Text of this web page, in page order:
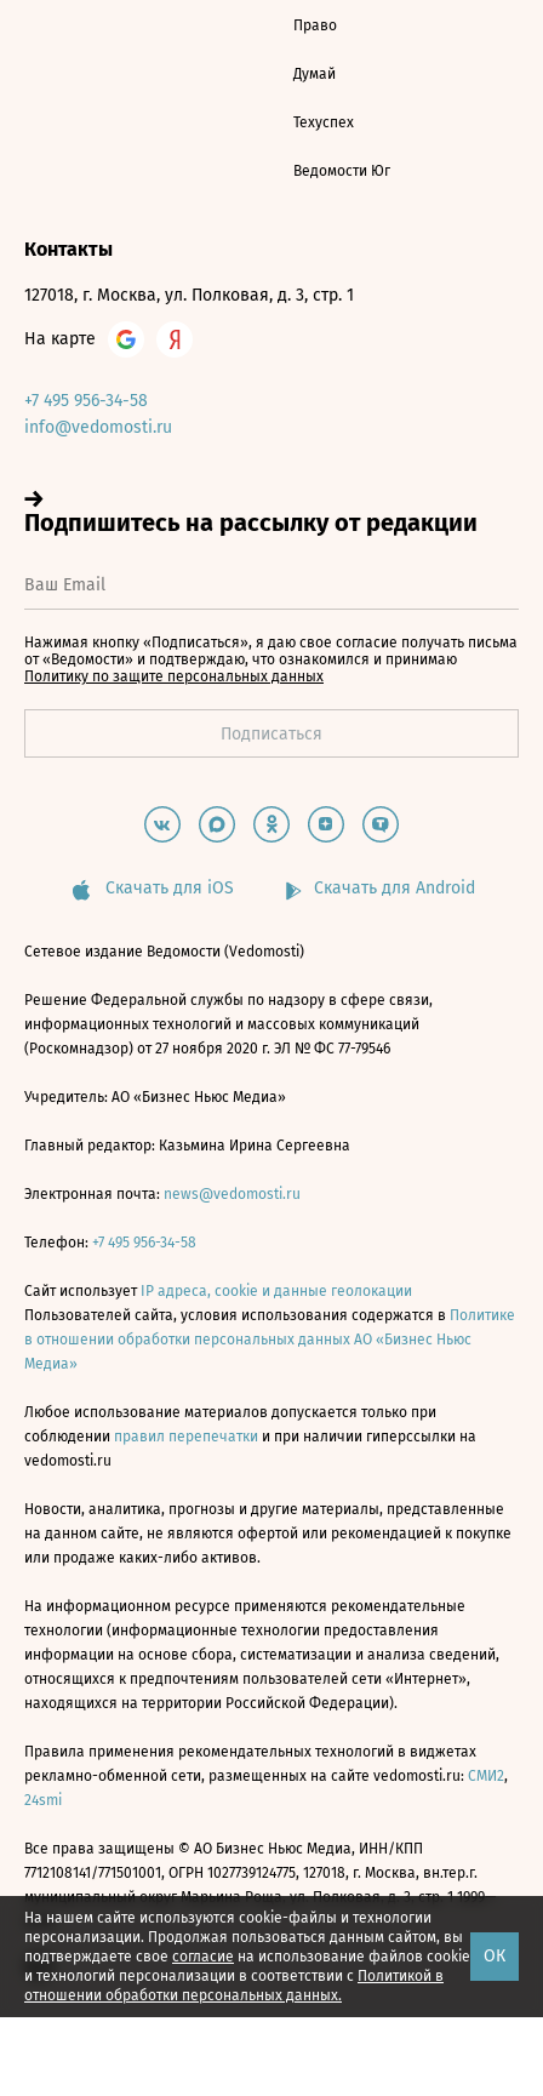
На нашем сайте используются cookie-файлы и технологии
персонализации. Продолжая пользоваться данным сайтом, вы
подтверждаете свое согласие на использование файлов cookie
и технологий персонализации в соответствии с Политикой в
отношении обработки персональных данных.
ОК
Право
Думай
Техуспех
Ведомости Юг
Контакты
127018, г. Москва, ул. Полковая, д. 3, стр. 1
На карте
+7 495 956-34-58
info@vedomosti.ru
Нажимая кнопку «Подписаться», я даю свое согласие получать письма
от «Ведомости» и подтверждаю, что ознакомился и принимаю
Политику по защите персональных данных
Скачать для iOS Скачать для Android
Сетевое издание Ведомости (Vedomosti)
Решение Федеральной службы по надзору в сфере связи,
информационных технологий и массовых коммуникаций
(Роскомнадзор) от 27 ноября 2020 г. ЭЛ № ФС 77-79546
Учредитель: АО «Бизнес Ньюс Медиа»
Главный редактор: Казьмина Ирина Сергеевна
Электронная почта: news@vedomosti.ru
Телефон: +7 495 956-34-58
Сайт использует IP адреса, cookie и данные геолокации
Пользователей сайта, условия использования содержатся в Политике
в отношении обработки персональных данных АО «Бизнес Ньюс
Медиа»
Любое использование материалов допускается только при
соблюдении правил перепечатки и при наличии гиперссылки на
vedomosti.ru
Новости, аналитика, прогнозы и другие материалы, представленные
на данном сайте, не являются офертой или рекомендацией к покупке
или продаже каких-либо активов.
На информационном ресурсе применяются рекомендательные
технологии (информационные технологии предоставления
информации на основе сбора, систематизации и анализа сведений,
относящихся к предпочтениям пользователей сети «Интернет»,
находящихся на территории Российской Федерации).
Правила применения рекомендательных технологий в виджетах
рекламно-обменной сети, размещенных на сайте vedomosti.ru: СМИ2,
24smi
Все права защищены © АО Бизнес Ньюс Медиа, ИНН/КПП
7712108141/771501001, ОГРН 1027739124775, 127018, г. Москва, вн.тер.г.
муниципальный округ Марьина Роща, ул. Полковая, д. 3, стр. 1 1999—
2026